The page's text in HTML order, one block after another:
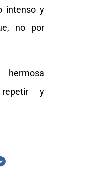
intenso y
no por
y